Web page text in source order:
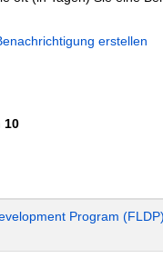
erstellen
10
Program